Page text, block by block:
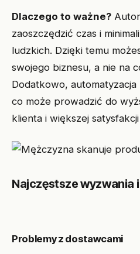
Dlaczego to ważne?
zaoszczędzić czas i
ludzkich. Dzięki temu
swojego biznesu, a nie na
Dodatkowo,
co może prowadzić do
klienta i większej
Najczęstsze wyzwania
Problemy z dostawcami